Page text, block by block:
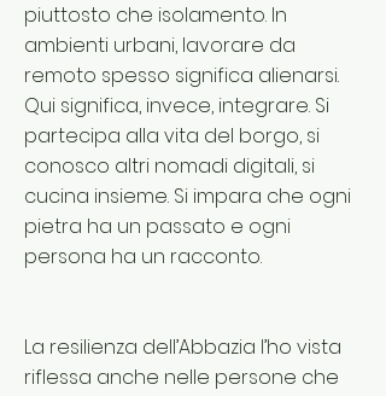
piuttosto che isolamento. In
ambienti urbani, lavorare da
remoto spesso significa alienarsi.
Qui significa, invece, integrare. Si
partecipa alla vita del borgo, si
conosco altri nomadi digitali, si
cucina insieme. Si impara che ogni
pietra ha un passato e ogni
persona ha un racconto.
La resilienza dell’Abbazia l’ho vista
riflessa anche nelle persone che